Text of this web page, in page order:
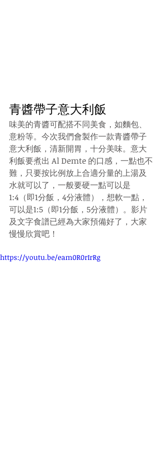
青醬帶子意大利飯
味美的青醬可配搭不同美食，如麵包、
意粉等。今次我們會製作一款青醬帶子
意大利飯，清新開胃，十分美味。意大
利飯要煮出 Al Demte 的口感，一點也不
難，只要按比例放上合適分量的上湯及
水就可以了，一般要硬一點可以是
1:4（即1分飯，4分液體），想軟一點，
可以是1:5（即1分飯，5分液體）。影片
及文字食譜已經為大家預備好了，大家
慢慢欣賞吧！
https://youtu.be/eam0R0rIrRg